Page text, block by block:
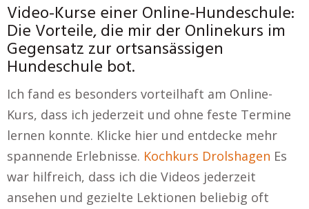
Video-Kurse einer Online-Hundeschule:
Die Vorteile, die mir der Onlinekurs im
Gegensatz zur ortsansässigen
Hundeschule bot.
Ich fand es besonders vorteilhaft am Online-
Kurs, dass ich jederzeit und ohne feste Termine
lernen konnte. Klicke hier und entdecke mehr
spannende Erlebnisse. Kochkurs Drolshagen Es
war hilfreich, dass ich die Videos jederzeit
ansehen und gezielte Lektionen beliebig oft